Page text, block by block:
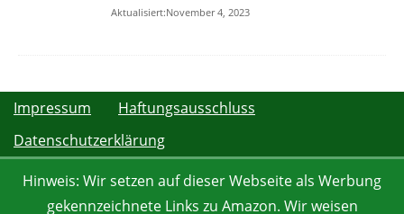
Aktualisiert:November 4, 2023
Impressum
Haftungsausschluss
Datenschutzerklärung
Hinweis: Wir setzen auf dieser Webseite als Werbung
gekennzeichnete Links zu Amazon. Wir weisen